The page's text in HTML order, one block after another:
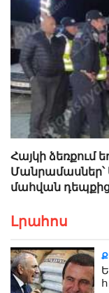
Հայկի ձեռքում
Մանրամասներ՝
մահվան
Լրահոս